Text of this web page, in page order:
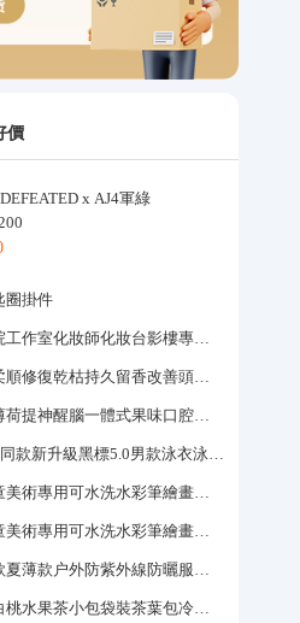
價
x AJ4軍綠
圈掛件
現代婚紗彩妝美容院工作室化妝師化妝台影樓專業化妝師專用梳妝台
護髮精油女防毛躁柔順修復乾枯持久留香改善頭髮毛躁柔順劑神器
天目山電子霧化器薄荷提神醒腦一體式果味口腔噴霧吸入式戒煙神器
Speedo/速比濤 汪順同款新升級黑標5.0男款泳衣泳褲溫泉游泳套裝
丙烯馬克筆學生兒童美術專用可水洗水彩筆繪畫彩色塗鴉畫筆不透色可疊色防水手繪diy丙烯顏料筆水性填色筆
丙烯馬克筆學生兒童美術專用可水洗水彩筆繪畫彩色塗鴉畫筆不透色可疊色防水手繪diy丙烯顏料筆水性填色筆
粉色冰絲防曬衣女款夏薄款户外防紫外線防曬服修身緊身短外套上衣
蜜桃烏龍茶包組合白桃水果茶小包袋裝茶葉包冷泡茶泡水喝的東西